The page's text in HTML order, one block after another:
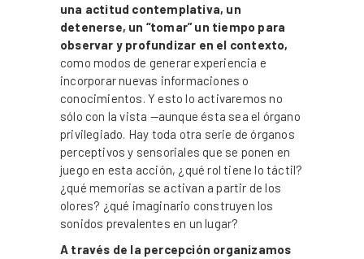
una actitud contemplativa, un
detenerse, un “tomar” un tiempo para
observar y profundizar en el contexto,
como modos de generar experiencia e
incorporar nuevas informaciones o
conocimientos. Y esto lo activaremos no
sólo con la vista —aunque ésta sea el órgano
privilegiado. Hay toda otra serie de órganos
perceptivos y sensoriales que se ponen en
juego en esta acción, ¿qué rol tiene lo táctil?
¿qué memorias se activan a partir de los
olores? ¿qué imaginario construyen los
sonidos prevalentes en un lugar?
A través de la percepción organizamos